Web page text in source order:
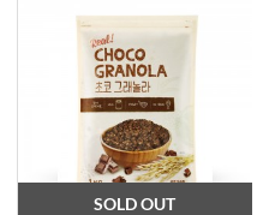
SOLD OUT